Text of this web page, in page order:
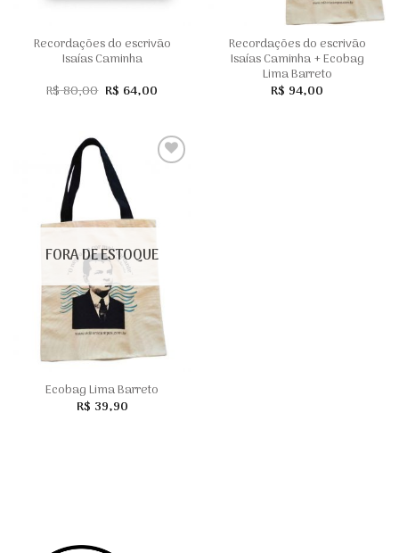
Recordações do escrivão
Isaías Caminha
R$80,00 O
preço
R$ 64,00O
R$ 64,00.
Recordações do escrivão
Isaías Caminha + Ecobag
Lima Barreto
R$ 94,00
na lista
de
desejos
FORA DE ESTOQUE
Ecobag Lima Barreto
R$ 39,90